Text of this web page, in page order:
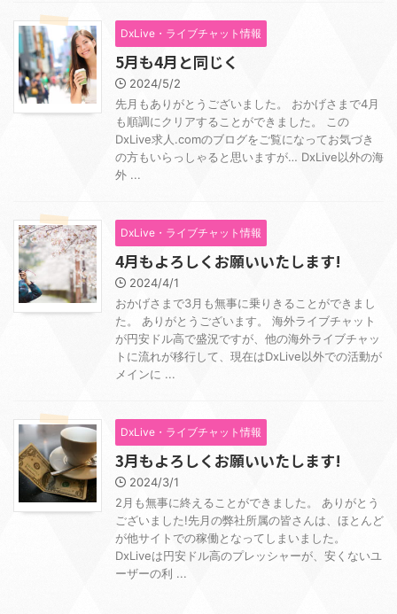
DxLive・ライブチャット情報
5月も4月と同じく
2024/5/2
先月もありがとうございました。 おかげさまで4月
も順調にクリアすることができました。 この
DxLive求人.comのブログをご覧になってお気づき
の方もいらっしゃると思いますが… DxLive以外の海
外 ...
DxLive・ライブチャット情報
4月もよろしくお願いいたします!
2024/4/1
おかげさまで3月も無事に乗りきることができまし
た。 ありがとうございます。 海外ライブチャット
が円安ドル高で盛況ですが、他の海外ライブチャッ
トに流れが移行して、現在はDxLive以外での活動が
メインに ...
DxLive・ライブチャット情報
3月もよろしくお願いいたします!
2024/3/1
2月も無事に終えることができました。 ありがとう
ございました!先月の弊社所属の皆さんは、ほとんど
が他サイトでの稼働となってしまいました。
DxLiveは円安ドル高のプレッシャーが、安くないユ
ーザーの利 ...